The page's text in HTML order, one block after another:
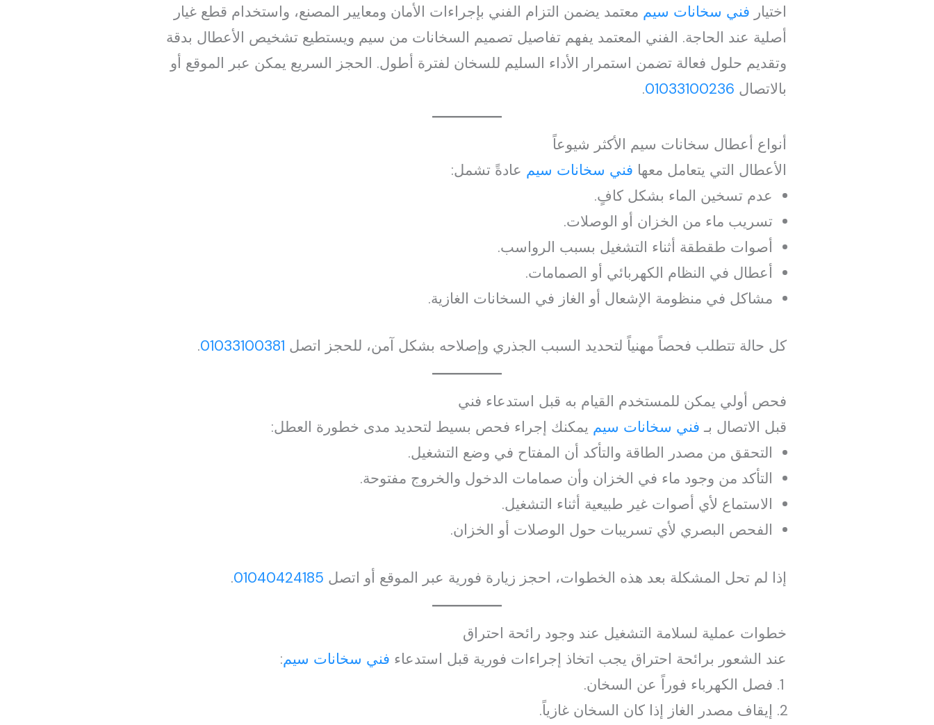
اختيار فني سخانات سيم معتمد يضمن التزام الفني بإجراءات الأمان ومعايير المصنع، واستخدام قطع غيار
أصلية عند الحاجة. الفني المعتمد يفهم تفاصيل تصميم السخانات من سيم ويستطيع تشخيص الأعطال بدقة
وتقديم حلول فعالة تضمن استمرار الأداء السليم للسخان لفترة أطول. الحجز السريع يمكن عبر الموقع أو
بالاتصال 01033100236
.
أنواع أعطال سخانات سيم الأكثر شيوعاً
الأعطال التي يتعامل معها فني سخانات سيم عادةً تشمل:
عدم تسخين الماء بشكل كافٍ.
تسريب ماء من الخزان أو الوصلات.
أصوات طقطقة أثناء التشغيل بسبب الرواسب.
أعطال في النظام الكهربائي أو الصمامات.
مشاكل في منظومة الإشعال أو الغاز في السخانات الغازية.
كل حالة تتطلب فحصاً مهنياً لتحديد السبب الجذري وإصلاحه بشكل آمن، للحجز اتصل 01033100381
.
فحص أولي يمكن للمستخدم القيام به قبل استدعاء فني
قبل الاتصال بـ فني سخانات سيم يمكنك إجراء فحص بسيط لتحديد مدى خطورة العطل:
التحقق من مصدر الطاقة والتأكد أن المفتاح في وضع التشغيل.
التأكد من وجود ماء في الخزان وأن صمامات الدخول والخروج مفتوحة.
الاستماع لأي أصوات غير طبيعية أثناء التشغيل.
الفحص البصري لأي تسريبات حول الوصلات أو الخزان.
إذا لم تحل المشكلة بعد هذه الخطوات، احجز زيارة فورية عبر الموقع أو اتصل 01040424185
.
خطوات عملية لسلامة التشغيل عند وجود رائحة احتراق
عند الشعور برائحة احتراق يجب اتخاذ إجراءات فورية قبل استدعاء فني سخانات سيم:
فصل الكهرباء فوراً عن السخان.
إيقاف مصدر الغاز إذا كان السخان غازياً.